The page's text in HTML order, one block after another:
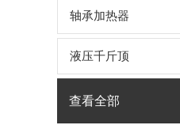
轴承加热器
液压千斤顶
查看全部